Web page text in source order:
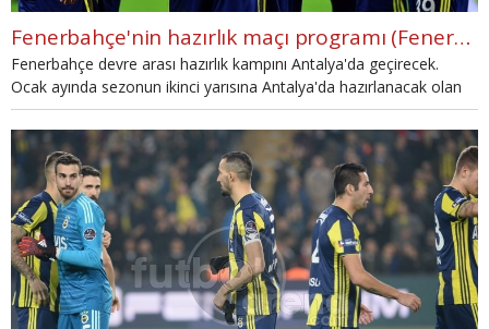
Fenerbahçe'nin hazırlık maçı programı (Fenerbahçe'nin hazırlık maçları hangi kanalda?)
Fenerbahçe devre arası hazırlık kampını Antalya'da geçirecek.
Ocak ayında sezonun ikinci yarısına Antalya'da hazırlanacak olan
Fenerbahçe, Belek'te sadece 1 hazırlık maçı yapacak. Peki
Fenerbahçe'nin hazırlık maçları hangi kanalda? Fenerbahçe'nin
hazırlık maçı programı ve detaylar haberimizde.